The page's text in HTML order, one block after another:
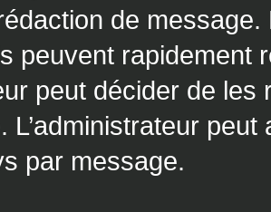
de
peuvent rapidement
peut décider de les
L’administrateur
par message.